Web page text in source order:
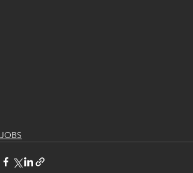
JOBS